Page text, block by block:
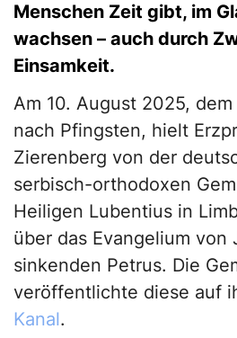
Menschen Zeit gibt, im
wachsen – auch durch
Einsamkeit.
Am 10. August 2025,
nach Pfingsten, hielt
Zierenberg von der
serbisch-orthodoxen
Heiligen Lubentius in
über das Evangelium von
sinkenden Petrus. Die
veröffentlichte diese auf
Kanal.